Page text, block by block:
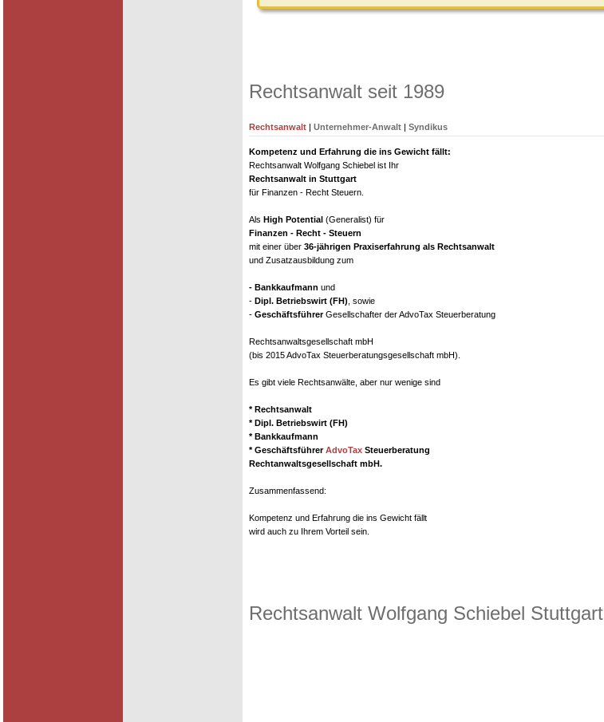
Rechtsanwalt seit 1989
Rechtsanwalt | Unternehmer-Anwalt | Syndikus
Kompetenz und Erfahrung die ins Gewicht fällt:
Rechtsanwalt Wolfgang Schiebel ist Ihr
Rechtsanwalt in Stuttgart
für Finanzen - Recht Steuern.
Als High Potential (Generalist) für
Finanzen - Recht - Steuern
mit einer über 36-jährigen Praxiserfahrung als Rechtsanwalt
und Zusatzausbildung zum
- Bankkaufmann und
- Dipl. Betriebswirt (FH) , sowie
- GeschäftsführerGesellschafter der AdvoTax Steuerberatung
Rechtsanwaltsgesellschaft mbH
(bis 2015 AdvoTax Steuerberatungsgesellschaft mbH).
Es gibt viele Rechtsanwälte, aber nur wenige sind
* Rechtsanwalt
* Dipl. Betriebswirt (FH)
* Bankkaufmann
* GeschäftsführerAdvoTax Steuerberatung
Rechtanwaltsgesellschaft mbH.
Zusammenfassend:
Kompetenz und Erfahrung die ins Gewicht fällt
wird auch zu Ihrem Vorteil sein.
Rechtsanwalt Wolfgang Schiebel Stuttgart